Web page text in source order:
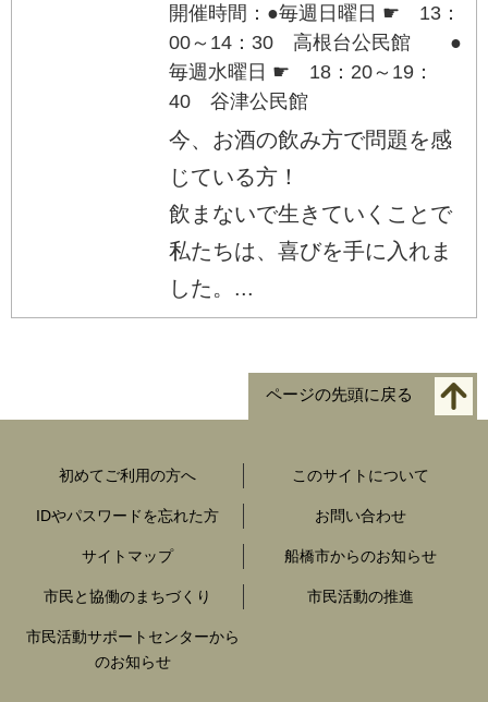
開催時間：●毎週日曜日 ☛ 13：
00～14：30 高根台公民館 ●
毎週水曜日 ☛ 18：20～19：
40 谷津公民館
今、お酒の飲み方で問題を感
じている方！
飲まないで生きていくことで
私たちは、喜びを手に入れま
した。...
ページの先頭に戻る
初めてご利用の方へ このサイトについて
IDやパスワードを忘れた方 お問い合わせ
サイトマップ 船橋市からのお知らせ
市民と協働のまちづくり 市民活動の推進
市民活動サポートセンターから
のお知らせ